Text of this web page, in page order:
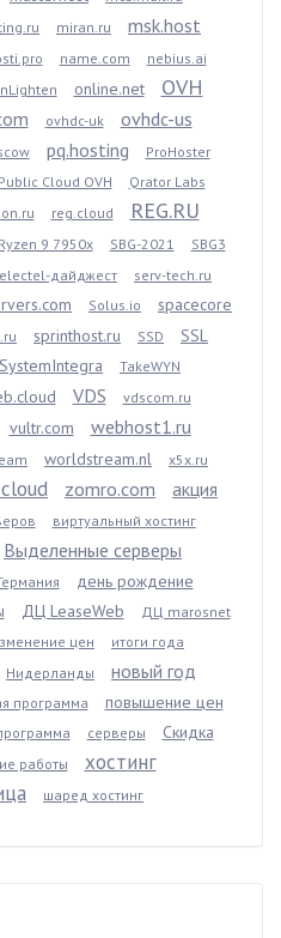
miran.ru
msk.host
name.com nebius.ai
nLighten online.net OVH
ovhdc-uk ovhdc-us
pq.hosting
ProHoster
Public Cloud OVH Qrator Labs
reg.cloud REG.RU
Ryzen 9 7950x SBG-2021 SBG3
дайджест
serv-tech.ru
Solus.io spacecore
sprinthost.ru SSD
SSL
SystemIntegra
TakeWYN
VDS vdscom.ru
vultr.com webhost1.ru
worldstream.nl
x5x.ru
zomro.com акция
виртуальный хостинг
Выделенные серверы
день рождение
ДЦ LeaseWeb
ДЦ marosnet
цен
итоги года
Нидерланды новый год
программа
повышение цен
серверы
Скидка
работы
хостинг
шаред хостинг